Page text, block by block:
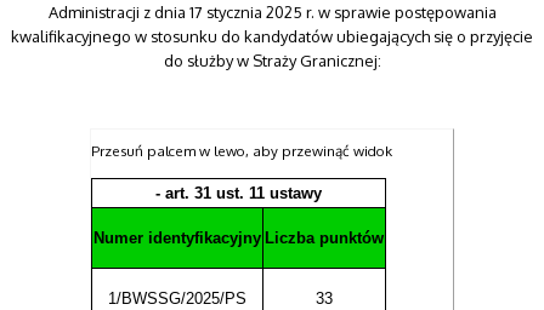
Administracji z dnia 17 stycznia 2025 r. w sprawie postępowania
kwalifikacyjnego w stosunku do kandydatów ubiegających się o przyjęcie
do służby w Straży Granicznej:
- art. 31 ust. 11 ustawy
Numer identyfikacyjny Liczba punktów
1/BWSSG/2025/PS 33